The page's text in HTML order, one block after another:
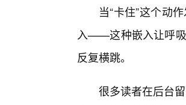
当“卡住”这个动
入——这种嵌入让呼吸
反复横跳。
很多读者在后台